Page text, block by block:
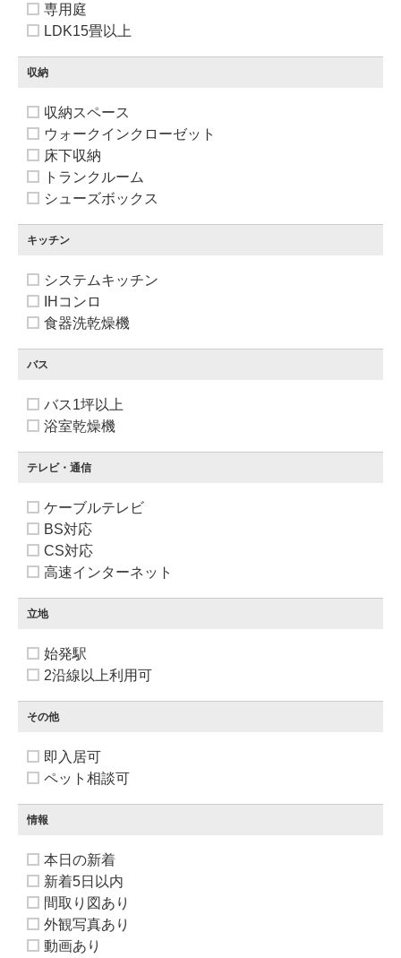
専用庭
LDK15畳以上
収納
収納スペース
ウォークインクローゼット
床下収納
トランクルーム
シューズボックス
キッチン
システムキッチン
IHコンロ
食器洗乾燥機
バス
バス1坪以上
浴室乾燥機
テレビ・通信
ケーブルテレビ
BS対応
CS対応
高速インターネット
立地
始発駅
2沿線以上利用可
その他
即入居可
ペット相談可
情報
本日の新着
新着5日以内
間取り図あり
外観写真あり
動画あり